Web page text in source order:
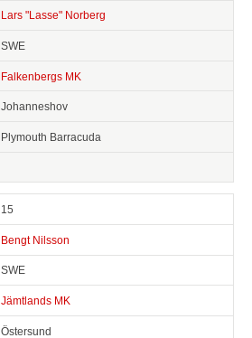
Lars "Lasse" Norberg
SWE
Falkenbergs MK
Johanneshov
Plymouth Barracuda
15
Bengt Nilsson
SWE
Jämtlands MK
Östersund